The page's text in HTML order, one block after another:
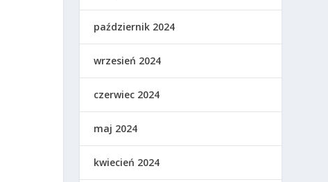
październik 2024
wrzesień 2024
czerwiec 2024
maj 2024
kwiecień 2024